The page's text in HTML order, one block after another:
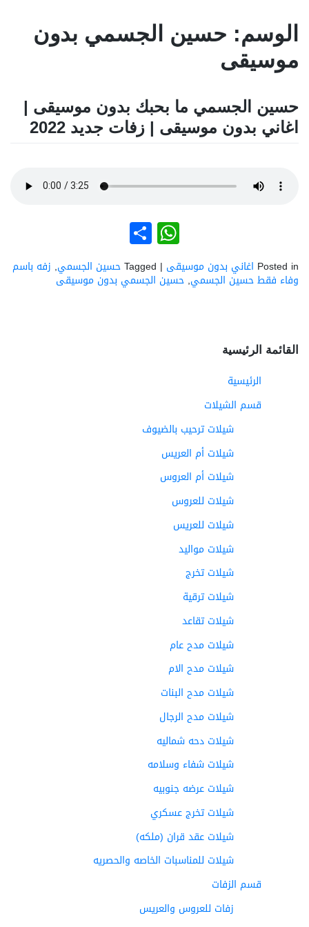
الوسم:حسين الجسمي بدون
موسيقى
حسين الجسمي ما بحبك بدون موسيقى |
اغاني بدون موسيقى | زفات جديد 2022
WhatsApp
نشر
Posted inاغاني بدون موسيقى|
Taggedحسين الجسمي,زفه باسم
وفاء فقط حسين الجسمي,حسين الجسمي بدون موسيقى
القائمة الرئيسية
الرئيسية
قسم الشيلات
شيلات ترحيب بالضيوف
شيلات أم العريس
شيلات أم العروس
شيلات للعروس
شيلات للعريس
شيلات مواليد
شيلات تخرج
شيلات ترقية
شيلات تقاعد
شيلات مدح عام
شيلات مدح الام
شيلات مدح البنات
شيلات مدح الرجال
شيلات دحه شماليه
شيلات شفاء وسلامه
شيلات عرضه جنوبيه
شيلات تخرج عسكري
شيلات عقد قران (ملكه)
شيلات للمناسبات الخاصه والحصريه
قسم الزفات
زفات للعروس والعريس